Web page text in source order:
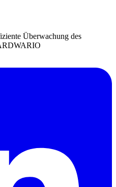
Überwachung des